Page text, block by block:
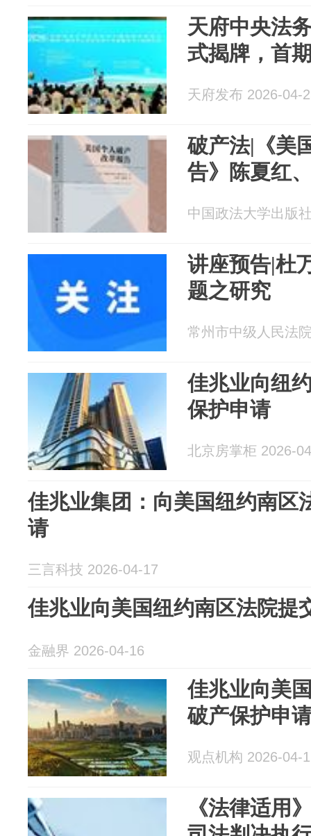
天府中央法
式揭牌，首
天府发布 2026-04-
破产法|《美
告》陈夏红
中国政法大学出版
讲座预告|杜
题之研究
常州市中级人民法
佳兆业向纽
保护申请
北京房掌柜 2026-
佳兆业集团：向美国纽约南区
请
三言科技 2026-04-17
佳兆业向美国纽约南区法院提
金融界 2026-04-16
佳兆业向美
破产保护申
观点机构 2026-04-
《法律适用